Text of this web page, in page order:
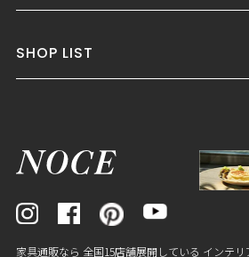
SHOP LIST
家具通販なら 全国15店舗展開している インテ